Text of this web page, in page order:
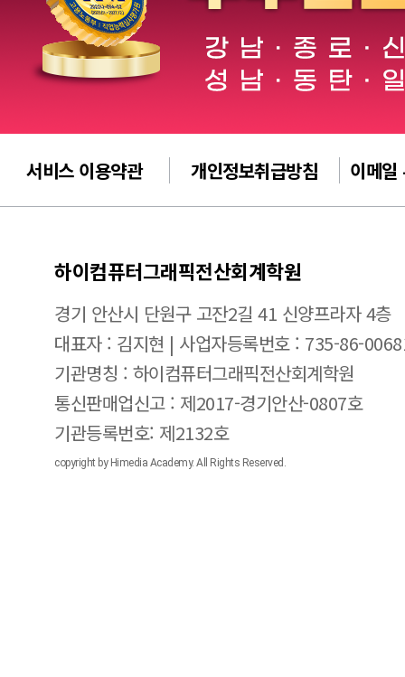
서비스 이용약관 개인정보취급방침 이메일
하이컴퓨터그래픽전산회계학원
경기 안산시 단원구 고잔2길 41 신양프라자 4층
대표자 : 김지현 | 사업자등록번호 : 735-86-
기관명칭 : 하이컴퓨터그래픽전산회계학원
통신판매업신고 : 제2017-경기안산-0807호
기관등록번호: 제2132호
copyright by Himedia Academy. All Rights Reserved.